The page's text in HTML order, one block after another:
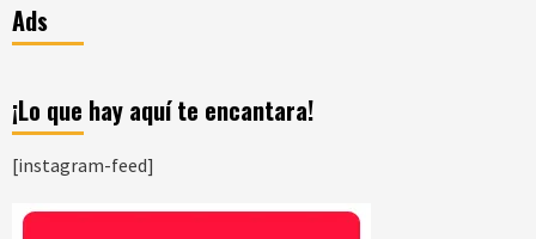
Ads
¡Lo que hay aquí te encantara!
[instagram-feed]